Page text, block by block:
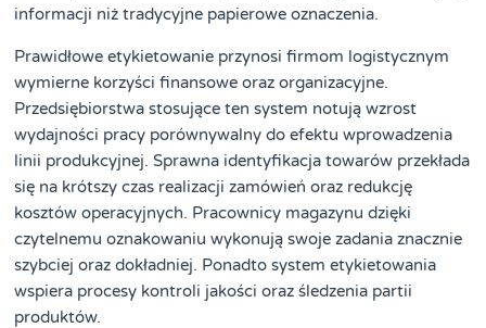
informacji niż tradycyjne papierowe oznaczenia.
Prawidłowe etykietowanie przynosi firmom logistycznym
wymierne korzyści finansowe oraz organizacyjne.
Przedsiębiorstwa stosujące ten system notują wzrost
wydajności pracy porównywalny do efektu wprowadzenia
linii produkcyjnej. Sprawna identyfikacja towarów przekłada
się na krótszy czas realizacji zamówień oraz redukcję
kosztów operacyjnych. Pracownicy magazynu dzięki
czytelnemu oznakowaniu wykonują swoje zadania znacznie
szybciej oraz dokładniej. Ponadto system etykietowania
wspiera procesy kontroli jakości oraz śledzenia partii
produktów.